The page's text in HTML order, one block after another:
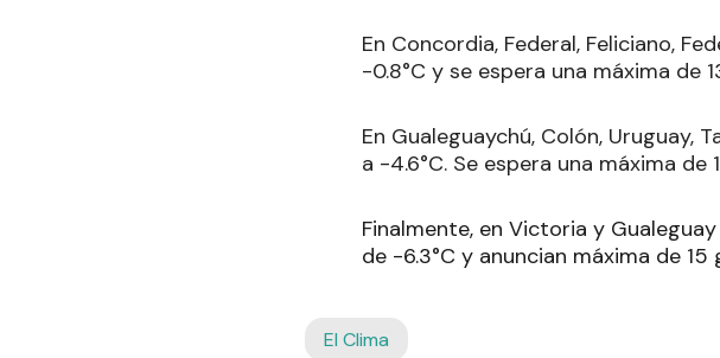
En Concordia, Federal, Feliciano,
-0.8°C y se espera una máxima de
En Gualeguaychú, Colón, Uruguay,
a -4.6°C. Se espera una máxima
Finalmente, en Victoria y
de -6.3°C y anuncian máxima de
El Clima